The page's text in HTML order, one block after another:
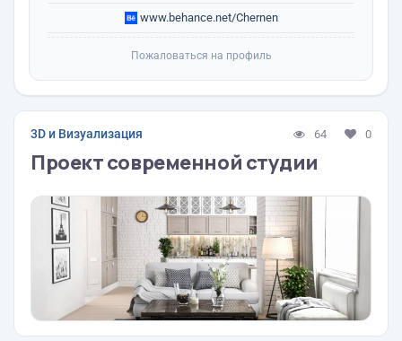
www.behance.net/Chernen
Пожаловаться на профиль
3D и Визуализация 64 0
Проект современной студии